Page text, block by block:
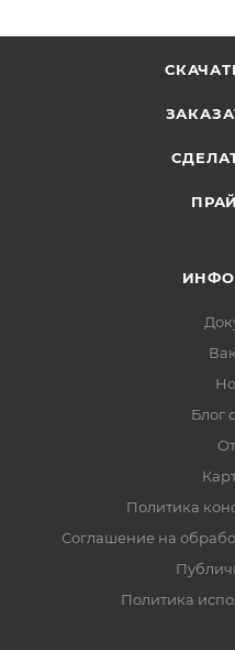
Блог
Политика
Соглашение на
Политика